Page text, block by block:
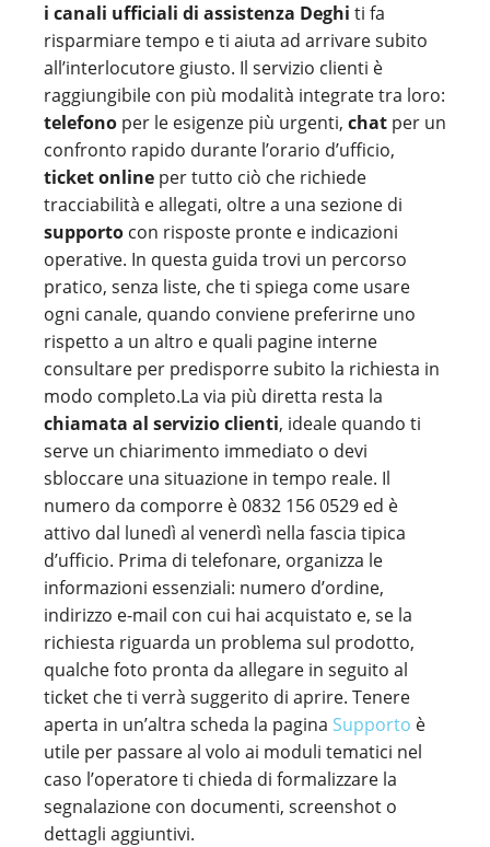
i canali ufficiali di assistenza Deghi ti fa
risparmiare tempo e ti aiuta ad arrivare subito
all’interlocutore giusto. Il servizio clienti è
raggiungibile con più modalità integrate tra loro:
telefono per le esigenze più urgenti, chat per un
confronto rapido durante l’orario d’ufficio,
ticket online per tutto ciò che richiede
tracciabilità e allegati, oltre a una sezione di
supporto con risposte pronte e indicazioni
operative. In questa guida trovi un percorso
pratico, senza liste, che ti spiega come usare
ogni canale, quando conviene preferirne uno
rispetto a un altro e quali pagine interne
consultare per predisporre subito la richiesta in
modo completo.La via più diretta resta la
chiamata al servizio clienti, ideale quando ti
serve un chiarimento immediato o devi
sbloccare una situazione in tempo reale. Il
numero da comporre è 0832 156 0529 ed è
attivo dal lunedì al venerdì nella fascia tipica
d’ufficio. Prima di telefonare, organizza le
informazioni essenziali: numero d’ordine,
indirizzo e-mail con cui hai acquistato e, se la
richiesta riguarda un problema sul prodotto,
qualche foto pronta da allegare in seguito al
ticket che ti verrà suggerito di aprire. Tenere
aperta in un’altra scheda la pagina Supporto è
utile per passare al volo ai moduli tematici nel
caso l’operatore ti chieda di formalizzare la
segnalazione con documenti, screenshot o
dettagli aggiuntivi.